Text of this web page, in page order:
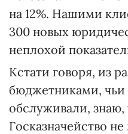
на 12%. Нашими
300 новых
неплохой
Кстати говоря, из
бюджетниками, чьи
обслуживали, знаю,
Госказначейство